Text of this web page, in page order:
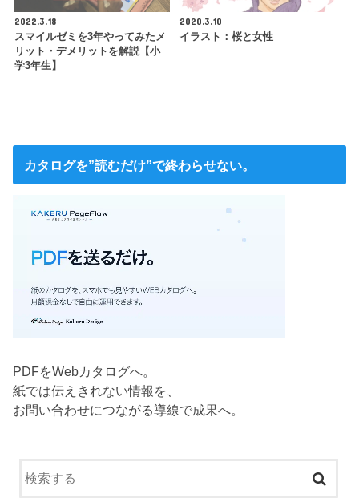
2022.3.18
スマイルゼミを3年やってみたメ
リット・デメリットを解説【小
学3年生】
2020.3.10
イラスト：桜と女性
カタログを”読むだけ”で終わらせない。
PDFをWebカタログへ。
紙では伝えきれない情報を、
お問い合わせにつながる導線で成果へ。